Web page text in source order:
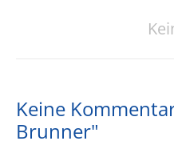
Keine
Brunner"